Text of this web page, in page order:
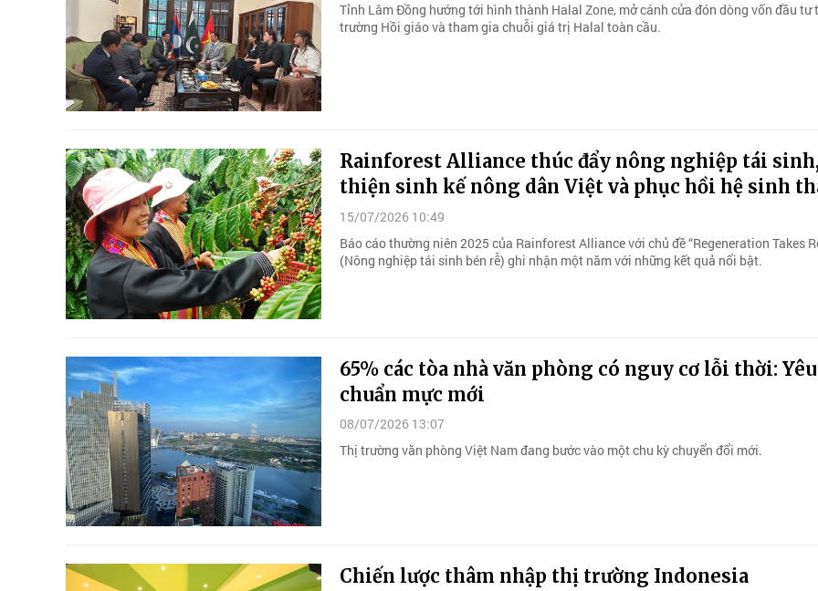
Tỉnh Lâm Đồng hướng tới hình thành Halal Zone, mở cánh cửa đón dòng vốn đầu tư
trường Hồi giáo và tham gia chuỗi giá trị Halal toàn cầu.
Rainforest Alliance thúc đẩy nông nghiệp tái
thiện sinh kế nông dân Việt và phục hồi hệ sinh
15/07/2026 10:49
Báo cáo thường niên 2025 của Rainforest Alliance với chủ đề “Regeneration Takes
(Nông nghiệp tái sinh bén rễ) ghi nhận một năm với những kết quả nổi bật.
65% các tòa nhà văn phòng có nguy cơ lỗi thời:
chuẩn mực mới
08/07/2026 13:07
Thị trường văn phòng Việt Nam đang bước vào một chu kỳ chuyển đổi mới.
Chiến lược thâm nhập thị trường Indonesia